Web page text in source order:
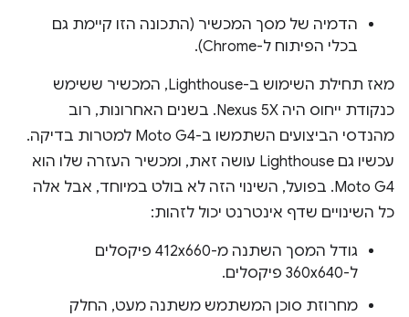
הדמיה של מסך המכשיר (התכונה הזו קיימת גם
בכלי הפיתוח ל-Chrome).
מאז תחילת השימוש ב-Lighthouse, המכשיר ששימש
כנקודת ייחוס היה Nexus 5X. בשנים האחרונות, רוב
מהנדסי הביצועים השתמשו ב-Moto G4 למטרות בדיקה.
עכשיו גם Lighthouse עושה זאת, ומכשיר העזרה שלו הוא
Moto G4. בפועל, השינוי הזה לא בולט במיוחד, אבל אלה
כל השינויים שדף אינטרנט יכול לזהות:
גודל המסך השתנה מ-412x660 פיקסלים
ל-360x640 פיקסלים.
מחרוזת סוכן המשתמש משתנה מעט, החלק